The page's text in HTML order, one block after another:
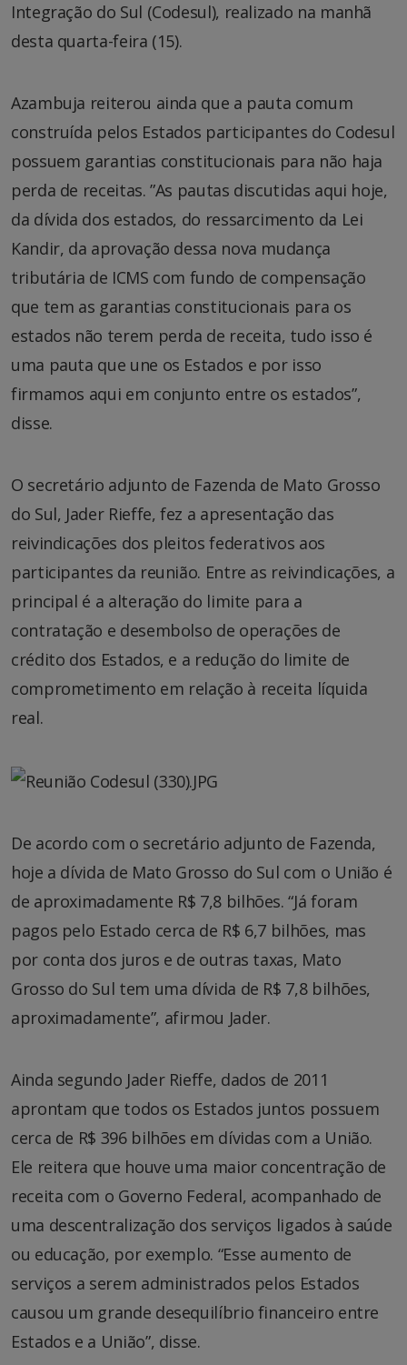
Integração do Sul (Codesul), realizado na manhã
desta quarta-feira (15).
Azambuja reiterou ainda que a pauta comum
construída pelos Estados participantes do Codesul
possuem garantias constitucionais para não haja
perda de receitas. ”As pautas discutidas aqui hoje,
da dívida dos estados, do ressarcimento da Lei
Kandir, da aprovação dessa nova mudança
tributária de ICMS com fundo de compensação
que tem as garantias constitucionais para os
estados não terem perda de receita, tudo isso é
uma pauta que une os Estados e por isso
firmamos aqui em conjunto entre os estados”,
disse.
O secretário adjunto de Fazenda de Mato Grosso
do Sul, Jader Rieffe, fez a apresentação das
reivindicações dos pleitos federativos aos
participantes da reunião. Entre as reivindicações, a
principal é a alteração do limite para a
contratação e desembolso de operações de
crédito dos Estados, e a redução do limite de
comprometimento em relação à receita líquida
real.
De acordo com o secretário adjunto de Fazenda,
hoje a dívida de Mato Grosso do Sul com o União é
de aproximadamente R$ 7,8 bilhões. “Já foram
pagos pelo Estado cerca de R$ 6,7 bilhões, mas
por conta dos juros e de outras taxas, Mato
Grosso do Sul tem uma dívida de R$ 7,8 bilhões,
aproximadamente”, afirmou Jader.
Ainda segundo Jader Rieffe, dados de 2011
aprontam que todos os Estados juntos possuem
cerca de R$ 396 bilhões em dívidas com a União.
Ele reitera que houve uma maior concentração de
receita com o Governo Federal, acompanhado de
uma descentralização dos serviços ligados à saúde
ou educação, por exemplo. “Esse aumento de
serviços a serem administrados pelos Estados
causou um grande desequilíbrio financeiro entre
Estados e a União”, disse.